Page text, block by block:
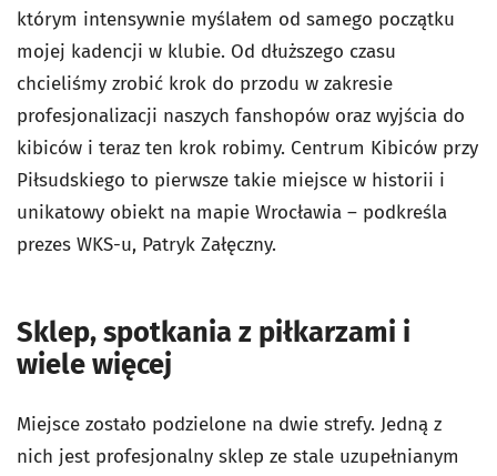
którym intensywnie myślałem od samego początku
mojej kadencji w klubie. Od dłuższego czasu
chcieliśmy zrobić krok do przodu w zakresie
profesjonalizacji naszych fanshopów oraz wyjścia do
kibiców i teraz ten krok robimy. Centrum Kibiców przy
Piłsudskiego to pierwsze takie miejsce w historii i
unikatowy obiekt na mapie Wrocławia – podkreśla
prezes WKS-u, Patryk Załęczny.
Sklep, spotkania z piłkarzami i
wiele więcej
Miejsce zostało podzielone na dwie strefy. Jedną z
nich jest profesjonalny sklep ze stale uzupełnianym